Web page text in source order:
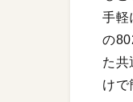
手軽
の
た共
けで